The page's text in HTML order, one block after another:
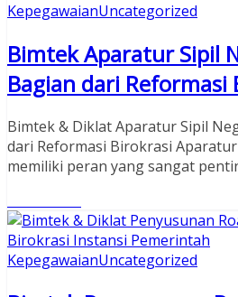
KepegawaianUncategorized
Bimtek Aparatur Sipil
Bagian dari Reformasi
Bimtek & Diklat Aparatur Sipil
dari Reformasi Birokrasi
memiliki peran yang sangat
KepegawaianUncategorized